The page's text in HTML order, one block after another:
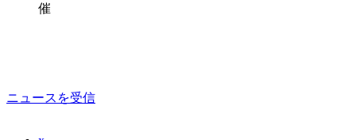
催
ニュースを受信